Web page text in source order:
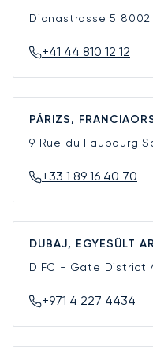
Dianastrasse 5 8002
+41 44 810 12 12
PÁRIZS,
9 Rue du Faubourg
+33 1 89 16 40 70
DUBAJ, EGYESÜLT
DIFC - Gate District
+971 4 227 4434